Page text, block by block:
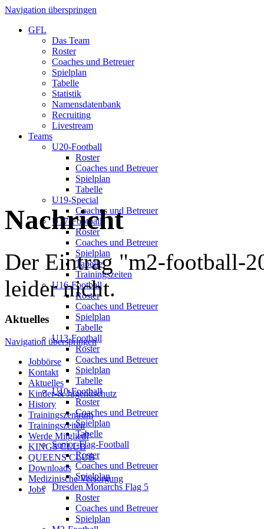
Navigation überspringen
GFL
Das Team
Roster
Coaches und Betreuer
Spielplan
Tabelle
Statistik
Namensdatenbank
Recruiting
Livestream
Teams
U20-Football
Roster
Coaches und Betreuer
Spielplan
Tabelle
U19-Special
Coaches und Betreuer
U17-Football
Roster
Coaches und Betreuer
Spielplan
Tabelle
Trainingszeiten
U16-Football
Roster
Coaches und Betreuer
Spielplan
Tabelle
U13-Football
Roster
Coaches und Betreuer
Spielplan
Tabelle
U10-Football
Roster
Coaches und Betreuer
Spielplan
Tabelle
Senior-Flag-Football
Roster
Coaches und Betreuer
Spielplan
Dresden Monarchs Flag 5
Roster
Coaches und Betreuer
Spielplan
Nachricht
Der Eintrag "m2-football-
leider nicht.
Aktuelles
Navigation überspringen
Jobbörse
Kontakt
Aktuelles
Kinder-& Jugendschutz
History
Trainingszentrum
Trainingszeiten
Werde Mitglied!
KINGS CLUB
QUEENS CLUB
Downloads
Medizinische Versorgung
Jobs